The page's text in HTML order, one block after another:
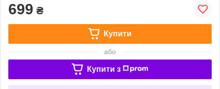
699 ₴
Купити
або
Купити з